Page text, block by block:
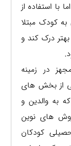
با استفاده از
کودک مبتلا
درک کند و
در زمینه
از بخش های
به والدین و
های نوین
کودکان